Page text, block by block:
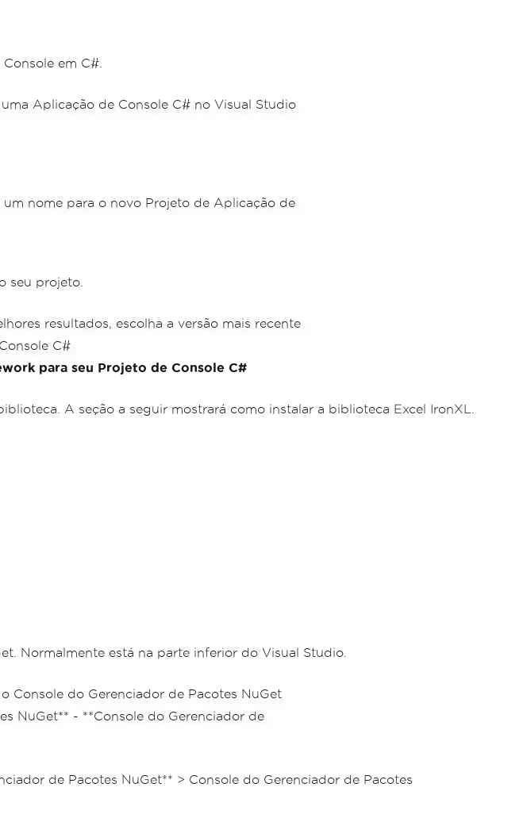
em C#.
seu projeto.
para seu Projeto de Console C#
A seção a seguir mostrará como instalar a biblioteca Excel IronXL.
Normalmente está na parte inferior do Visual Studio.
de Pacotes NuGet** > Console do Gerenciador de Pacotes